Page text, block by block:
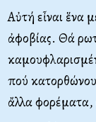
Αὐτή εἶναι ἕνα
ἀφοβίας. Θά
πού
ἄλλα φορέματα,